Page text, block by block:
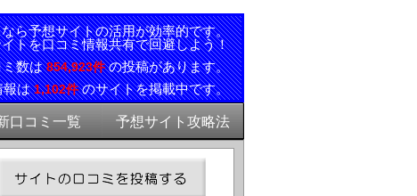
ら予想サイトの活用が効率的です。
トを口コミ情報共有で回避しよう！
ミ数は854,923件の投稿があります。
報は1,102件のサイトを掲載中です。
口コミ一覧 予想サイト攻略法